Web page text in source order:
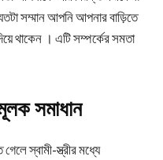
সম্মান আপনি আপনার বাড়িতে
থাকেন । এটি সম্পর্কের সমতা
সমাধান
স্বামী-স্ত্রীর মধ্যে